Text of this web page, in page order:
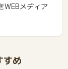
WEBメディア
すめ